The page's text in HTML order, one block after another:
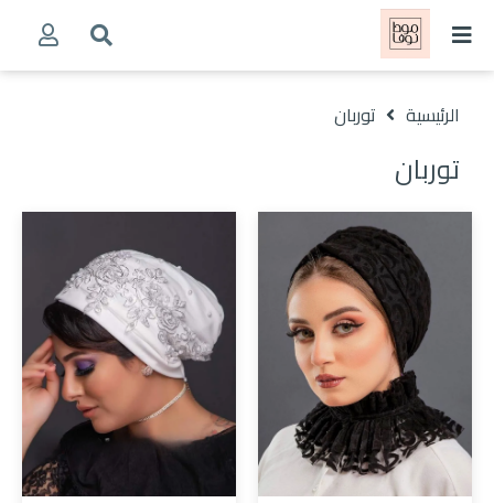
الرئيسية توربان
توربان